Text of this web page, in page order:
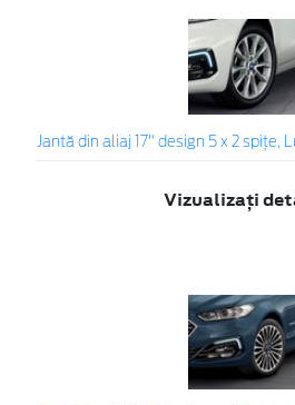
Jantă din aliaj 17" design 5 x 2 spițe,
Vizualizați